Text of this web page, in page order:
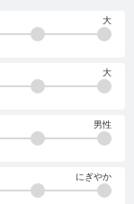
大
大
男性
にぎやか